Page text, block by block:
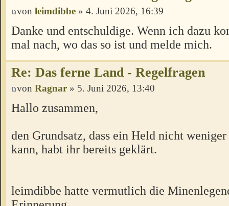
von leimdibbe » 4. Juni 2026, 16:39
Danke und entschuldige. Wenn ich dazu
mal nach, wo das so ist und melde mich.
Re: Das ferne Land - Regelfragen
von Ragnar » 5. Juni 2026, 13:40
Hallo zusammen,
den Grundsatz, dass ein Held nicht weniger
kann, habt ihr bereits geklärt.
leimdibbe hatte vermutlich die